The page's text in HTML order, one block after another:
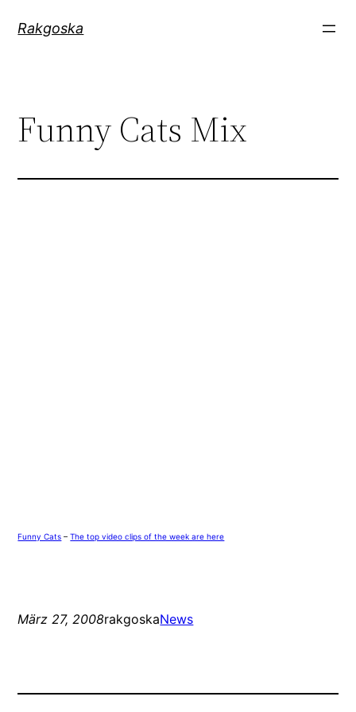
InhaltRakgoska
Funny Cats Mix
Funny Cats –The top video clips of the week are here
März 27, 2008rakgoskaNews